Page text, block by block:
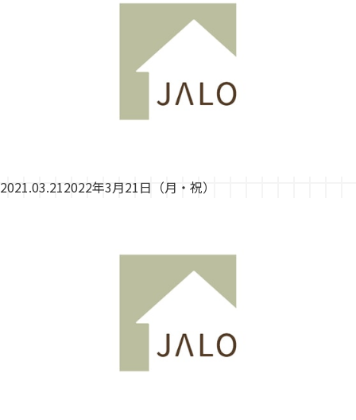
2021.03.212022年3月21日（月・祝）